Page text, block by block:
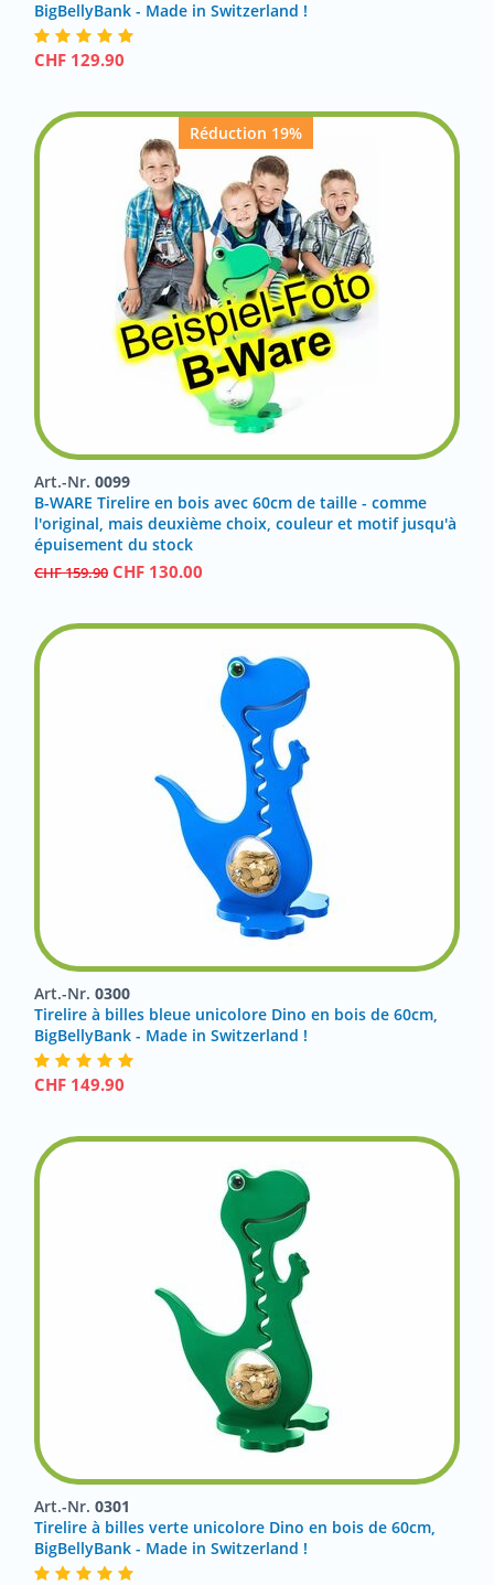
BigBellyBank - Made in Switzerland !
CHF 129.90
Réduction 19%
Art.-Nr. 0099
B-WARE Tirelire en bois avec 60cm de taille - comme
l'original, mais deuxième choix, couleur et motif jusqu'à
épuisement du stock
CHF159.90 CHF 130.00
Art.-Nr. 0300
Tirelire à billes bleue unicolore Dino en bois de 60cm,
BigBellyBank - Made in Switzerland !
CHF 149.90
Art.-Nr. 0301
Tirelire à billes verte unicolore Dino en bois de 60cm,
BigBellyBank - Made in Switzerland !